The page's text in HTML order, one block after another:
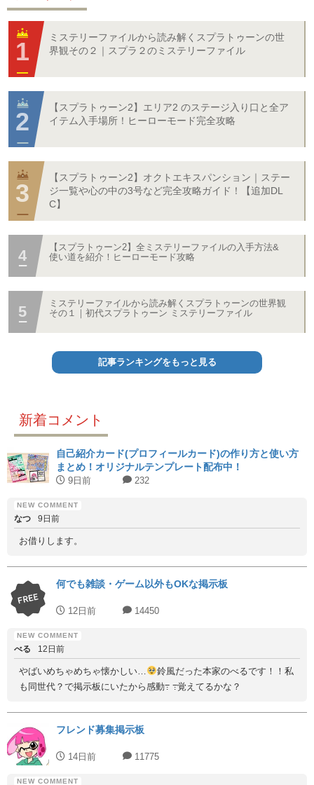
ミステリーファイルから読み解くスプラトゥーンの世
界観その２｜スプラ２のミステリーファイル
【スプラトゥーン2】エリア2 のステージ入り口と全ア
イテム入手場所！ヒーローモード完全攻略
【スプラトゥーン2】オクトエキスパンション｜ステー
ジ一覧や心の中の3号など完全攻略ガイド！【追加DL
C】
【スプラトゥーン2】全ミステリーファイルの入手方法&
使い道を紹介！ヒーローモード攻略
ミステリーファイルから読み解くスプラトゥーンの世界観
その１｜初代スプラトゥーン ミステリーファイル
記事ランキングをもっと見る
新着コメント
自己紹介カード(プロフィールカード)の作り方と使い方
まとめ！オリジナルテンプレート配布中！
9日前 232
なつ 9日前
お借りします。
何でも雑談・ゲーム以外もOKな掲示板
12日前 14450
べる 12日前
やばいめちゃめちゃ懐かしい…
鈴風だった本家のべるです！！私
も同世代？で掲示板にいたから感動߹ ߹覚えてるかな？
フレンド募集掲示板
14日前 11775